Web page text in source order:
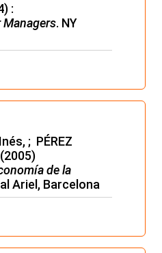
:
. NY
; PÉREZ
de la
Ariel, Barcelona